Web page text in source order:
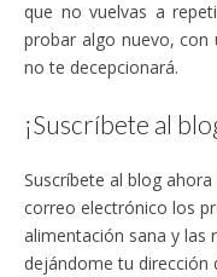
que no vuelvas a
probar algo nuevo, con
no te decepcionará.
¡Suscríbete al
Suscríbete al blog
correo electrónico los
alimentación sana y las
dejándome tu dirección